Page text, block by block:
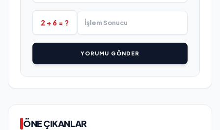
2 + 6 = ?
YORUMU GÖNDER
ÖNE ÇIKANLAR